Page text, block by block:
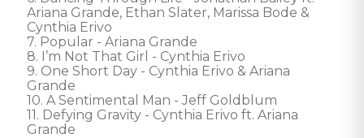
Ariana Grande, Ethan Slater, Marissa Bode &
Cynthia Erivo
7. Popular - Ariana Grande
8. I’m Not That Girl - Cynthia Erivo
9. One Short Day - Cynthia Erivo & Ariana
Grande
10. A Sentimental Man - Jeff Goldblum
11. Defying Gravity - Cynthia Erivo ft. Ariana
Grande